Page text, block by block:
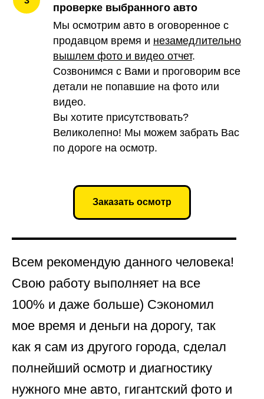
проверке выбранного авто
Мы осмотрим авто в оговоренное с
продавцом время и незамедлительно
вышлем фото и видео отчет.
Созвонимся с Вами и проговорим все
детали не попавшие на фото или
видео.
Вы хотите присутствовать?
Великолепно! Мы можем забрать Вас
по дороге на осмотр.
Заказать осмотр
Всем рекомендую данного человека!
Свою работу выполняет на все
100% и даже больше) Сэкономил
мое время и деньги на дорогу, так
как я сам из другого города, сделал
полнейший осмотр и диагностику
нужного мне авто, гигантский фото и